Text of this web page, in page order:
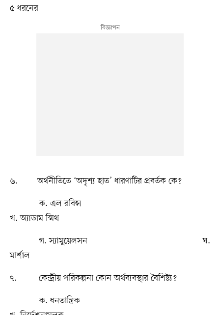
৫ ধরনের
৬. অর্থনীতিতে ‘অদৃশ্য হাত’ ধারণাটির প্রবর্তক কে?
ক. এল রবিন্স
খ. অ্যাডাম স্মিথ
গ. স্যামুয়েলসন ঘ.
মার্শাল
৭. কেন্দ্রীয় পরিকল্পনা কোন অর্থব্যবস্থার বৈশিষ্ট্য?
ক. ধনতান্ত্রিক